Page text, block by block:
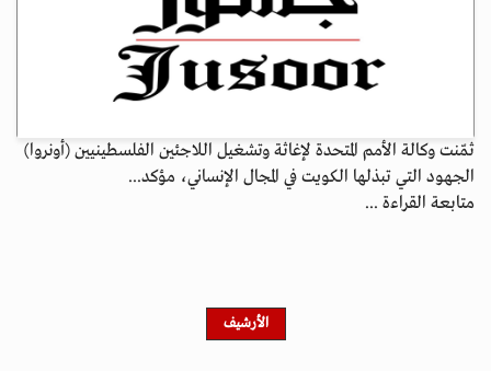
ثمّنت وكالة الأمم المتحدة لإغاثة وتشغيل اللاجئين الفلسطينيين (أونروا)
الجهود التي تبذلها الكويت في المجال الإنساني، مؤكد...
متابعة القراءة ...
الأرشيف